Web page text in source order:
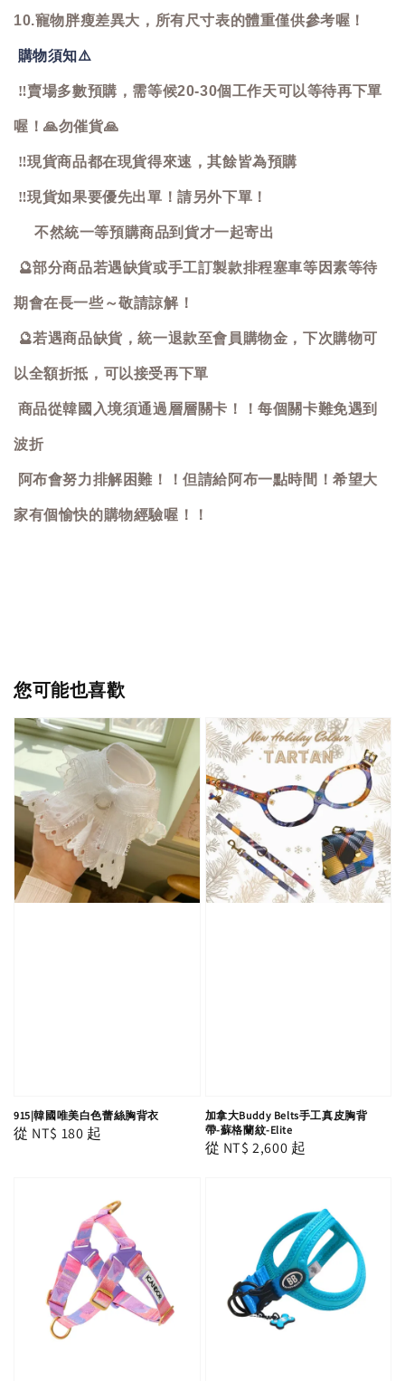
10.寵物胖瘦差異大，所有尺寸表的體重僅供參考喔！
購物須知⚠️
‼️賣場多數預購，需等候20-30個工作天可以等待再下單
喔！🙏勿催貨🙏
‼️現貨商品都在現貨得來速，其餘皆為預購
‼️現貨如果要優先出單！請另外下單！
不然統一等預購商品到貨才一起寄出
🔮部分商品若遇缺貨或手工訂製款排程塞車等因素等待
期會在長一些～敬請諒解！
🔮若遇商品缺貨，統一退款至會員購物金，下次購物可
以全額折抵，可以接受再下單
商品從韓國入境須通過層層關卡！！每個關卡難免遇到
波折
阿布會努力排解困難！！但請給阿布一點時間！希望大
家有個愉快的購物經驗喔！！
您可能也喜歡
915|韓國唯美白色蕾絲胸背衣
Regular
從 NT$ 180 起
加拿大Buddy Belts手工真皮胸背
帶-蘇格蘭紋-Elite
Regular
從 NT$ 2,600 起